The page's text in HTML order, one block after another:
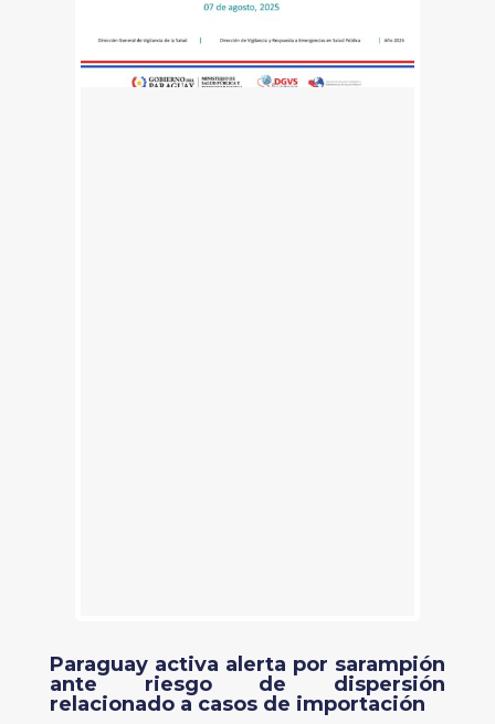
Paraguay activa alerta por sarampión
ante riesgo de dispersión
relacionado a casos de importación